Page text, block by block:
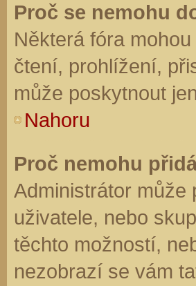
Proč se nemohu
Některá fóra
čtení, prohlížení,
může poskytnout
Nahoru
Proč nemohu
Administrátor může
uživatele, nebo
těchto možností,
nezobrazí se vám